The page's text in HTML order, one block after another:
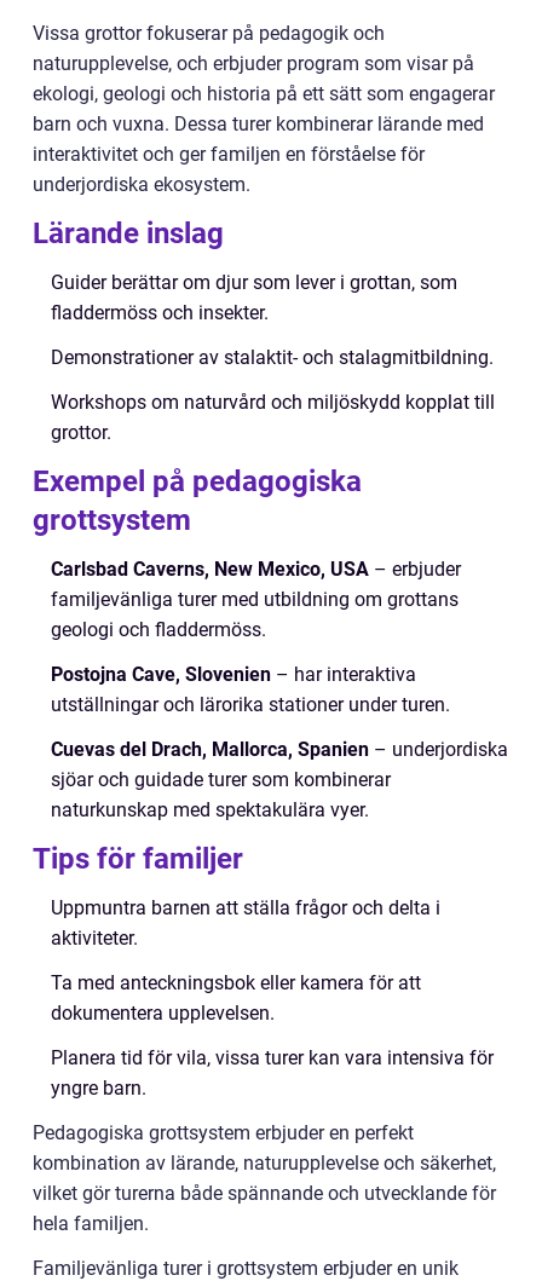
Vissa grottor fokuserar på pedagogik och
naturupplevelse, och erbjuder program som visar på
ekologi, geologi och historia på ett sätt som engagerar
barn och vuxna. Dessa turer kombinerar lärande med
interaktivitet och ger familjen en förståelse för
underjordiska ekosystem.
Lärande inslag
Guider berättar om djur som lever i grottan, som
fladdermöss och insekter.
Demonstrationer av stalaktit- och stalagmitbildning.
Workshops om naturvård och miljöskydd kopplat till
grottor.
Exempel på pedagogiska
grottsystem
Carlsbad Caverns, New Mexico, USA – erbjuder
familjevänliga turer med utbildning om grottans
geologi och fladdermöss.
Postojna Cave, Slovenien – har interaktiva
utställningar och lärorika stationer under turen.
Cuevas del Drach, Mallorca, Spanien – underjordiska
sjöar och guidade turer som kombinerar
naturkunskap med spektakulära vyer.
Tips för familjer
Uppmuntra barnen att ställa frågor och delta i
aktiviteter.
Ta med anteckningsbok eller kamera för att
dokumentera upplevelsen.
Planera tid för vila, vissa turer kan vara intensiva för
yngre barn.
Pedagogiska grottsystem erbjuder en perfekt
kombination av lärande, naturupplevelse och säkerhet,
vilket gör turerna både spännande och utvecklande för
hela familjen.
Familjevänliga turer i grottsystem erbjuder en unik